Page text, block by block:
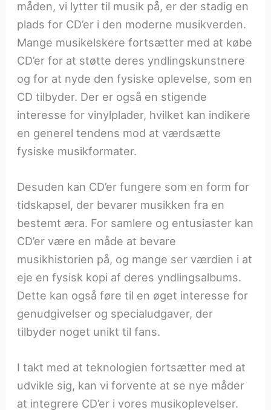
måden, vi lytter til musik på, er der stadig en
plads for CD’er i den moderne musikverden.
Mange musikelskere fortsætter med at købe
CD’er for at støtte deres yndlingskunstnere
og for at nyde den fysiske oplevelse, som en
CD tilbyder. Der er også en stigende
interesse for vinylplader, hvilket kan indikere
en generel tendens mod at værdsætte
fysiske musikformater.
Desuden kan CD’er fungere som en form for
tidskapsel, der bevarer musikken fra en
bestemt æra. For samlere og entusiaster kan
CD’er være en måde at bevare
musikhistorien på, og mange ser værdien i at
eje en fysisk kopi af deres yndlingsalbums.
Dette kan også føre til en øget interesse for
genudgivelser og specialudgaver, der
tilbyder noget unikt til fans.
I takt med at teknologien fortsætter med at
udvikle sig, kan vi forvente at se nye måder
at integrere CD’er i vores musikoplevelser.